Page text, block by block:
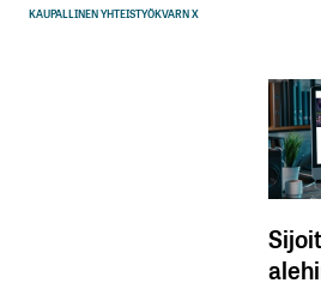
KAUPALLINEN YHTEISTYÖKVARN X